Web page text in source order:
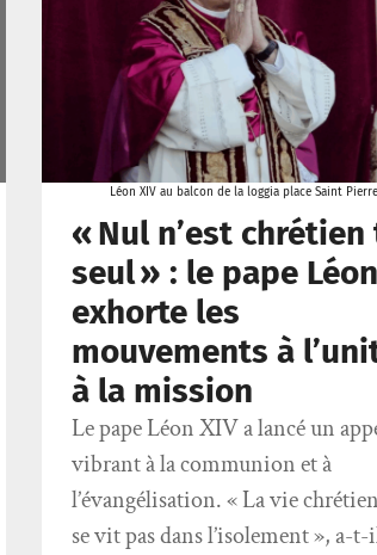
Léon XIV au balcon de la loggia place Saint
« Nul n’est
seul » : le pape
exhorte les
mouvements à
à la mission
Le pape Léon XIV a lancé un
vibrant à la communion et à
l’évangélisation. « La vie
se vit pas dans l’isolement », a-